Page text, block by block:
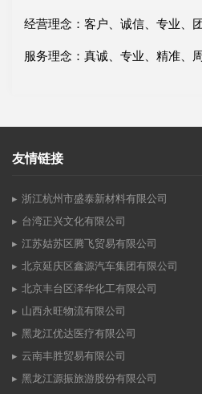
经营理念：客户、诚信、专业、
服务理念：真诚、专业、精准、
友情链接
浙江杭州市盛泰新材料有限公司
台湾正兴文化有限公司
江苏姑苏区腾飞贸易有限公司
北京延庆区鑫源汽车集团有限公司
北京丰台区泽华化工有限公司
山西永旺物流有限公司
黑龙江优达医疗有限公司
云南丰胜贸易有限公司
黑龙江源振旅游股份有限公司